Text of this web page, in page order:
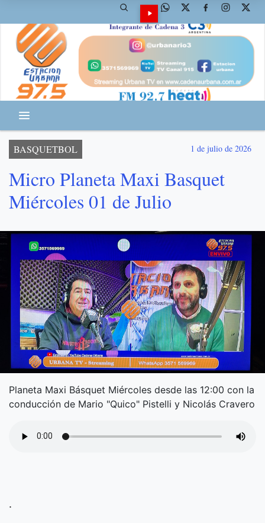
BASQUETBOL 1 de julio de 2026
Micro Planeta Maxi Basquet
Miércoles 01 de Julio
Planeta Maxi Básquet Miércoles desde las 12:00 con la
conducción de Mario "Quico" Pistelli y Nicolás Cravero
.